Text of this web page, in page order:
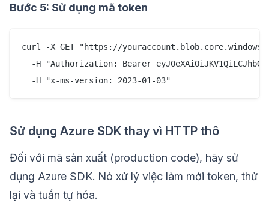
Bước 5: Sử dụng mã token
curl -X GET "https://
-H "Authorization: Bearer
Sử dụng Azure SDK thay vì HTTP thô
Đối với mã sản xuất (production code), hãy sử
dụng Azure SDK. Nó xử lý việc làm mới token, thử
lại và tuần tự hóa.